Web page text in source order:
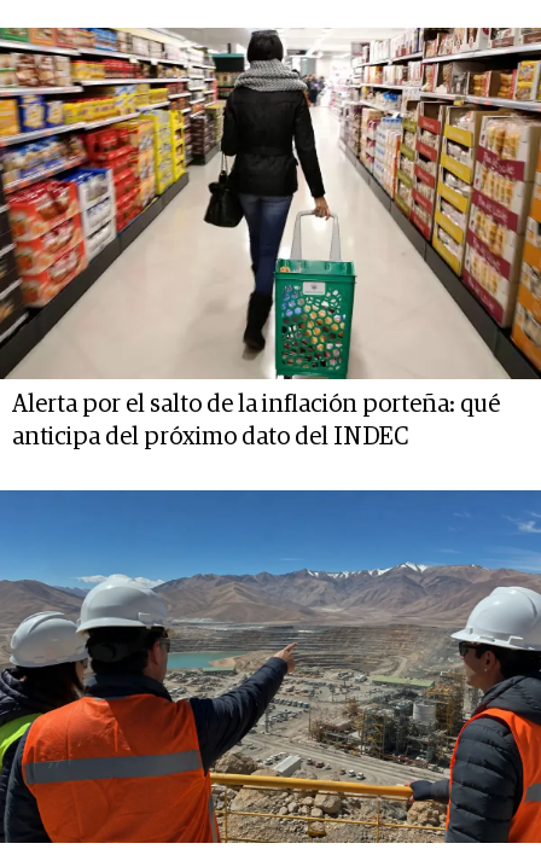
Alerta por el salto de la inflación porteña: qué
anticipa del próximo dato del INDEC